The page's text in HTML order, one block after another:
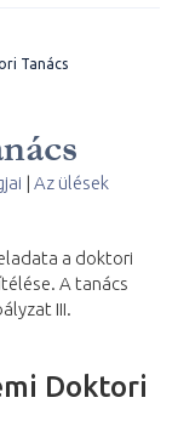
Tanács
| Az ülések
a doktori
A tanács
III.
Doktori